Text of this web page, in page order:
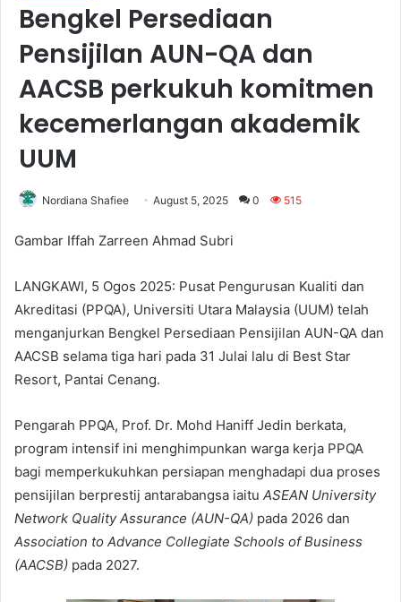
Bengkel Persediaan
Pensijilan AUN-QA dan
AACSB perkukuh komitmen
kecemerlangan akademik
UUM
Nordiana Shafiee August 5, 2025 0 515
Gambar Iffah Zarreen Ahmad Subri
LANGKAWI, 5 Ogos 2025: Pusat Pengurusan Kualiti dan
Akreditasi (PPQA), Universiti Utara Malaysia (UUM) telah
menganjurkan Bengkel Persediaan Pensijilan AUN-QA dan
AACSB selama tiga hari pada 31 Julai lalu di Best Star
Resort, Pantai Cenang.
Pengarah PPQA, Prof. Dr. Mohd Haniff Jedin berkata,
program intensif ini menghimpunkan warga kerja PPQA
bagi memperkukuhkan persiapan menghadapi dua proses
pensijilan berprestij antarabangsa iaitu ASEAN University
Network Quality Assurance (AUN-QA) pada 2026 dan
Association to Advance Collegiate Schools of Business
(AACSB) pada 2027.